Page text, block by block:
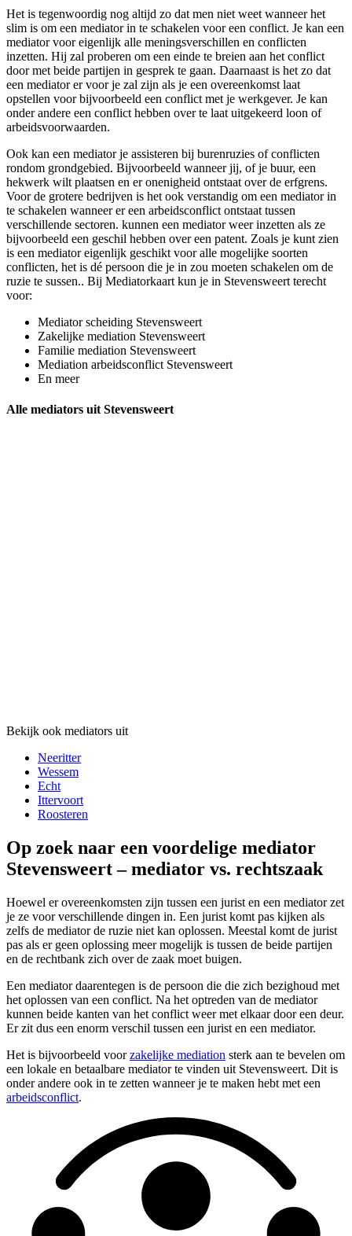
Het is tegenwoordig nog altijd zo dat men niet weet wanneer het
slim is om een mediator in te schakelen voor een conflict. Je kan een
mediator voor eigenlijk alle meningsverschillen en conflicten
inzetten. Hij zal proberen om een einde te breien aan het conflict
door met beide partijen in gesprek te gaan. Daarnaast is het zo dat
een mediator er voor je zal zijn als je een overeenkomst laat
opstellen voor bijvoorbeeld een conflict met je werkgever. Je kan
onder andere een conflict hebben over te laat uitgekeerd loon of
arbeidsvoorwaarden.
Ook kan een mediator je assisteren bij burenruzies of conflicten
rondom grondgebied. Bijvoorbeeld wanneer jij, of je buur, een
hekwerk wilt plaatsen en er onenigheid ontstaat over de erfgrens.
Voor de grotere bedrijven is het ook verstandig om een mediator in
te schakelen wanneer er een arbeidsconflict ontstaat tussen
verschillende sectoren. kunnen een mediator weer inzetten als ze
bijvoorbeeld een geschil hebben over een patent. Zoals je kunt zien
is een mediator eigenlijk geschikt voor alle mogelijke soorten
conflicten, het is dé persoon die je in zou moeten schakelen om de
ruzie te sussen.. Bij Mediatorkaart kun je in Stevensweert terecht
voor:
Mediator scheiding Stevensweert
Zakelijke mediation Stevensweert
Familie mediation Stevensweert
Mediation arbeidsconflict Stevensweert
En meer
Alle mediators uit Stevensweert
Bekijk ook mediators uit
Neeritter
Wessem
Echt
Ittervoort
Roosteren
Op zoek naar een voordelige mediator
Stevensweert – mediator vs. rechtszaak
Hoewel er overeenkomsten zijn tussen een jurist en een mediator zet
je ze voor verschillende dingen in. Een jurist komt pas kijken als
zelfs de mediator de ruzie niet kan oplossen. Meestal komt de jurist
pas als er geen oplossing meer mogelijk is tussen de beide partijen
en de rechtbank zich over de zaak moet buigen.
Een mediator daarentegen is de persoon die die zich bezighoud met
het oplossen van een conflict. Na het optreden van de mediator
kunnen beide kanten van het conflict weer met elkaar door een deur.
Er zit dus een enorm verschil tussen een jurist en een mediator.
Het is bijvoorbeeld voorzakelijke mediation sterk aan te bevelen om
een lokale en betaalbare mediator te vinden uit Stevensweert. Dit is
onder andere ook in te zetten wanneer je te maken hebt met een
arbeidsconflict.